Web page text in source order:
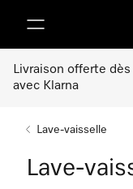
Livraison offerte
avec Klarna
Lave-vaisselle
Lave-